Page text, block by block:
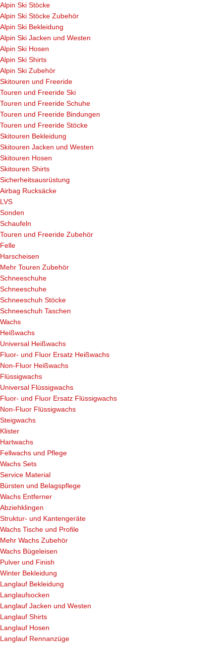
Alpin Ski Stöcke
Alpin Ski Stöcke Zubehör
Alpin Ski Bekleidung
Alpin Ski Jacken und Westen
Alpin Ski Hosen
Alpin Ski Shirts
Alpin Ski Zubehör
Skitouren und Freeride
Touren und Freeride Ski
Touren und Freeride Schuhe
Touren und Freeride Bindungen
Touren und Freeride Stöcke
Skitouren Bekleidung
Skitouren Jacken und Westen
Skitouren Hosen
Skitouren Shirts
Sicherheitsausrüstung
Airbag Rucksäcke
LVS
Sonden
Schaufeln
Touren und Freeride Zubehör
Felle
Harscheisen
Mehr Touren Zubehör
Schneeschuhe
Schneeschuhe
Schneeschuh Stöcke
Schneeschuh Taschen
Wachs
Heißwachs
Universal Heißwachs
Fluor- und Fluor Ersatz Heißwachs
Non-Fluor Heißwachs
Flüssigwachs
Universal Flüssigwachs
Fluor- und Fluor Ersatz Flüssigwachs
Non-Fluor Flüssigwachs
Steigwachs
Klister
Hartwachs
Fellwachs und Pflege
Wachs Sets
Service Material
Bürsten und Belagspflege
Wachs Entferner
Abziehklingen
Struktur- und Kantengeräte
Wachs Tische und Profile
Mehr Wachs Zubehör
Wachs Bügeleisen
Pulver und Finish
Winter Bekleidung
Langlauf Bekleidung
Langlaufsocken
Langlauf Jacken und Westen
Langlauf Shirts
Langlauf Hosen
Langlauf Rennanzüge